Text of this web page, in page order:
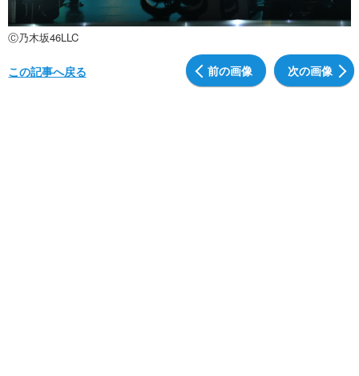
Ⓒ乃木坂46LLC
前の画像 次の画像
この記事へ戻る